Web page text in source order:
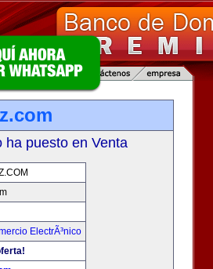
ha puesto en Venta
ElectrÃ³nico